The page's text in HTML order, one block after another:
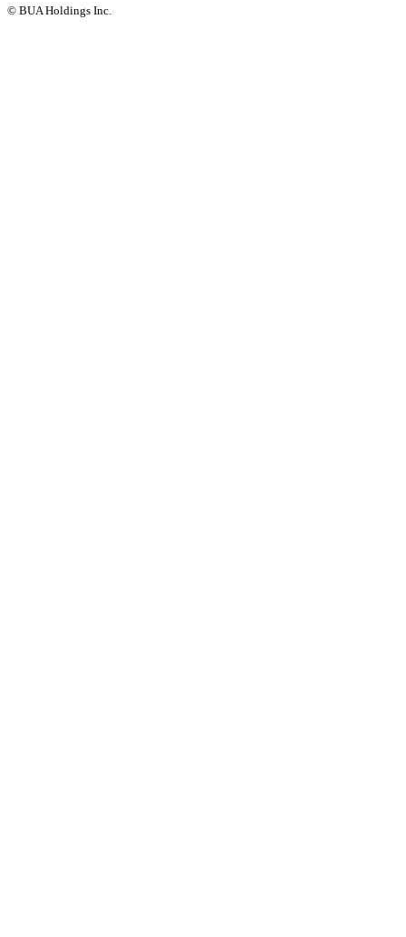
© BUA Holdings Inc.